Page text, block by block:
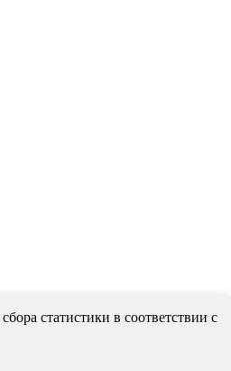
статистики в соответствии с